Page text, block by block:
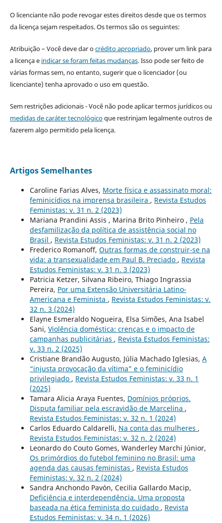
O licenciante não pode revogar estes direitos desde que os termos
da licença sejam respeitados. Os termos são os seguintes:
Atribuição – Você deve dar ocrédito apropriado, prover um link para
a licença e indicar se foram feitas mudanças. Isso pode ser feito de
várias formas sem, no entanto, sugerir que o licenciador (ou
licenciante) tenha aprovado o uso em questão.
Sem restrições adicionais - Você não pode aplicar termos jurídicos ou
medidas de caráter tecnológicoque restrinjam legalmente outros de
fazerem algo permitido pela licença.
Artigos Semelhantes
Caroline Farias Alves, Morte física e assassinato moral:
feminicídios na imprensa brasileira , Revista Estudos
Feministas: v. 31 n. 2 (2023)
Mariana Prandini Assis , Marina Brito Pinheiro , Pela
desfamilização da política de assistência social no
Brasil , Revista Estudos Feministas: v. 31 n. 2 (2023)
Frederico Romanoff, Outras formas de construir-se na
vida: a transexualidade em Paul B. Preciado , Revista
Estudos Feministas: v. 31 n. 3 (2023)
Patricia Ketzer, Silvana Ribeiro, Thiago Ingrassia
Pereira, Por uma Extensão Universitária Latino-
Americana e Feminista , Revista Estudos Feministas: v.
32 n. 3 (2024)
Elayne Esmeraldo Nogueira, Elsa Simões, Ana Isabel
Sani, Violência doméstica: crenças e o impacto de
campanhas publicitárias , Revista Estudos Feministas:
v. 33 n. 2 (2025)
Cristiane Brandão Augusto, Júlia Machado Iglesias, A
“injusta provocação da vítima” e o feminicídio
privilegiado , Revista Estudos Feministas: v. 33 n. 1
(2025)
Tamara Alicia Araya Fuentes, Domínios próprios.
Disputa familiar pela escravidão de Marcelina ,
Revista Estudos Feministas: v. 32 n. 1 (2024)
Carlos Eduardo Caldarelli, Na conta das mulheres ,
Revista Estudos Feministas: v. 32 n. 2 (2024)
Leonardo do Couto Gomes, Wanderley Marchi Júnior,
Os primórdios do futebol feminino no Brasil: uma
agenda das causas feministas , Revista Estudos
Feministas: v. 32 n. 2 (2024)
Sandra Anchondo Pavón, Cecilia Gallardo Macip,
Deficiência e interdependência. Uma proposta
baseada na ética feminista do cuidado , Revista
Estudos Feministas: v. 34 n. 1 (2026)